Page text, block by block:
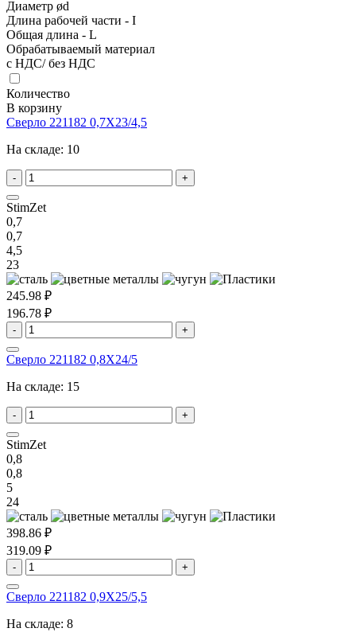
Диаметр ød
Длина рабочей части - I
Общая длина - L
Обрабатываемый материал
с НДС/ без НДС
Количество
В корзину
Сверло 221182 0,7X23/4,5
На складе: 10
- +
StimZet
0,7
0,7
4,5
23
245.98 ₽
196.78 ₽
- +
Сверло 221182 0,8X24/5
На складе: 15
- +
StimZet
0,8
0,8
5
24
398.86 ₽
319.09 ₽
- +
Сверло 221182 0,9X25/5,5
На складе: 8